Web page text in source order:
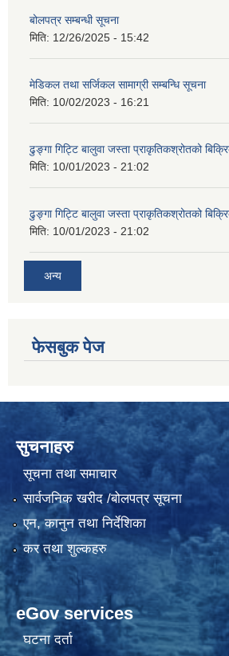
बोलपत्र सम्बन्धी सूचना
मिति: 12/26/2025 - 15:42
मेडिकल तथा सर्जिकल सामाग्री सम्बन्धि सूचना
मिति: 10/02/2023 - 16:21
ढुङ्गा गिट्टि बालुवा जस्ता प्राकृतिकश्रोतको
मिति: 10/01/2023 - 21:02
ढुङ्गा गिट्टि बालुवा जस्ता प्राकृतिकश्रोतको
मिति: 10/01/2023 - 21:02
अन्य
फेसबुक पेज
सुचनाहरु
सूचना तथा समाचार
सार्वजनिक खरीद /बोलपत्र सूचना
एन, कानुन तथा निर्देशिका
कर तथा शुल्कहरु
eGov services
घटना दर्ता